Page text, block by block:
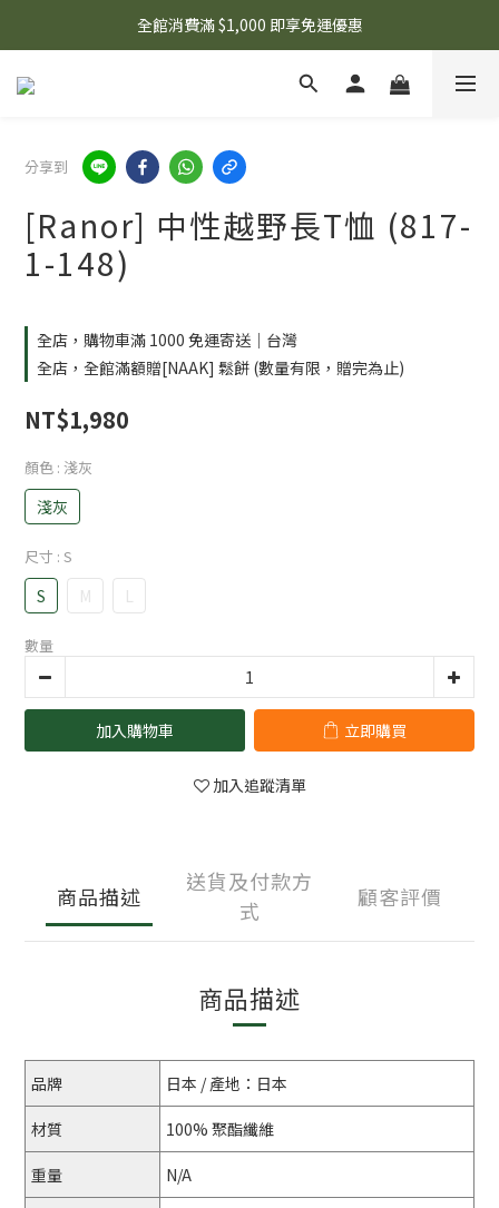
🌟 想知道現在有什麼優惠嗎？ 點擊查看最新優惠！
全館消費滿 $1,000 即享免運優惠
🌟 想知道現在有什麼優惠嗎？ 點擊查看最新優惠！
分享到
[Ranor] 中性越野長T恤 (817-
1-148)
全店，購物車滿 1000 免運寄送｜台灣
全店，全館滿額贈[NAAK] 鬆餅 (數量有限，贈完為止)
NT$1,980
顏色 : 淺灰
淺灰
尺寸 : S
S M L
數量
加入購物車 立即購買
加入追蹤清單
商品描述
送貨及付款方
式
顧客評價
商品描述
品牌 日本 / 產地：日本
材質 100% 聚酯纖維
重量 N/A